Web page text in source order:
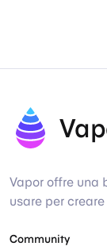
Vapor offre una
usare per
Community